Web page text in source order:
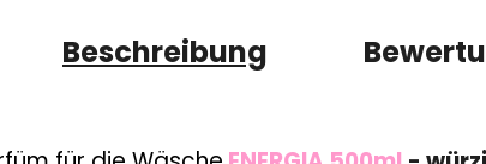
Beschreibung